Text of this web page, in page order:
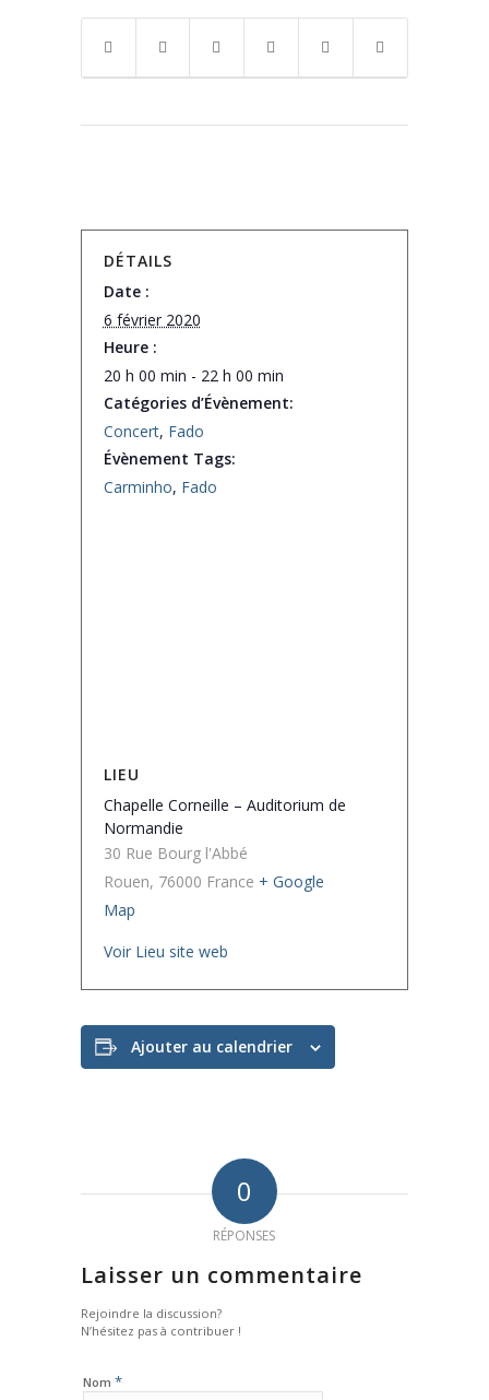
DÉTAILS
Date :
6 février 2020
Heure :
20 h 00 min - 22 h 00 min
Catégories d’Évènement:
Concert, Fado
Évènement Tags:
Carminho, Fado
LIEU
Chapelle Corneille – Auditorium de
Normandie
30 Rue Bourg l'Abbé
Rouen, 76000 France + Google
Map
Voir Lieu site web
Ajouter au calendrier
0
RÉPONSES
Laisser un commentaire
Rejoindre la discussion?
N’hésitez pas à contribuer !
Nom *